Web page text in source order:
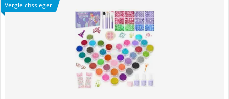
Vergleichssieger